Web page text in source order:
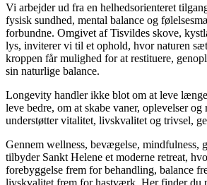
Vi arbejder ud fra en helhedsorienteret
fysisk sundhed, mental balance og
forbundne. Omgivet af Tisvildes skove,
lys, inviterer vi til et ophold, hvor naturen
kroppen får mulighed for at restituere,
sin naturlige balance.
Longevity handler ikke blot om at leve
leve bedre, om at skabe vaner, oplevelser og
understøtter vitalitet, livskvalitet og trivsel,
Gennem wellness, bevægelse, mindfulness,
tilbyder Sankt Helene et moderne retreat,
forebyggelse frem for behandling, balance
livskvalitet frem for hastværk. Her finder du